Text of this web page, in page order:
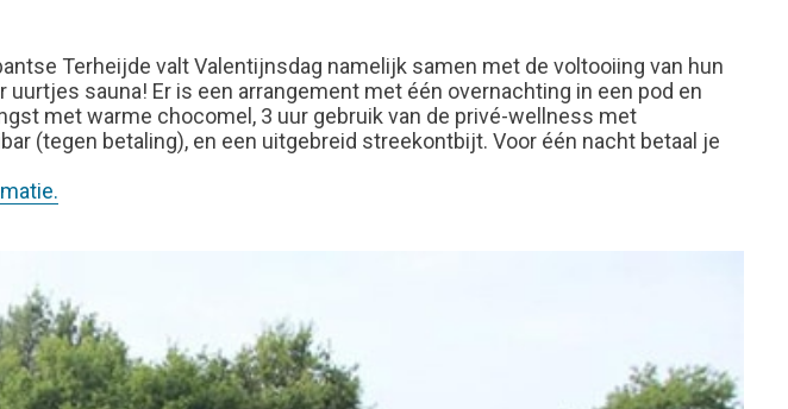
Terheijde valt Valentijnsdag namelijk samen met de voltooiing van hun
sauna! Er is een arrangement met één overnachting in een pod en
met warme chocomel, 3 uur gebruik van de privé-wellness met
(tegen betaling), en een uitgebreid streekontbijt. Voor één nacht betaal je